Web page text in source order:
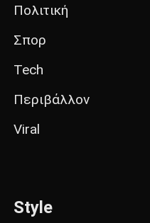
Πολιτική
Σπορ
Tech
Περιβάλλον
Viral
Style